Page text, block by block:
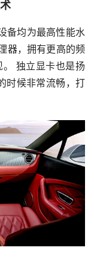
器，拥有更高的频
独立显卡也是扬
时候非常流畅，打